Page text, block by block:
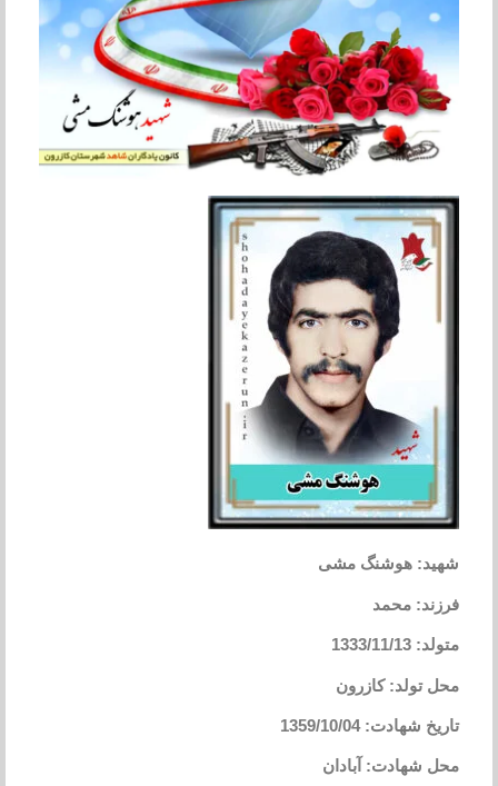
شهید: هوشنگ مشی
فرزند: محمد
متولد: 1333/11/13
محل تولد: کازرون
تاریخ شهادت: 1359/10/04
محل شهادت: آبادان